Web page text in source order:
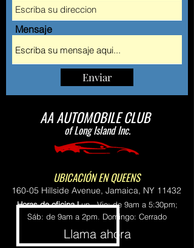
Mensaje
Enviar
AA AUTOMOBILE CLUB
of Long Island Inc.
Horas de oficina Lun - Vie: de 9am a 5:30pm;
Sáb: de 9am a 2pm. Domingo: Cerrado
160-05 Hillside Avenue, Jamaica, NY 11432
Llama ahora
UBICACIÓN EN QUEENS